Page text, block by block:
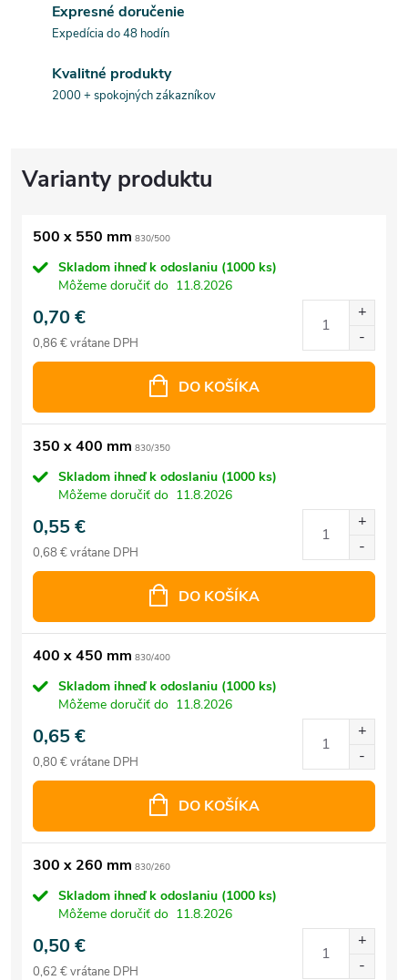
Expresné doručenie
Expedícia do 48 hodín
Kvalitné produkty
2000 + spokojných zákazníkov
500 x 550 mm 830/500
Skladom ihneď k odoslaniu (1000 ks)
Môžeme doručiť do 11.8.2026
0,70 €
0,86 € vrátane DPH
DO KOŠÍKA
350 x 400 mm 830/350
Skladom ihneď k odoslaniu (1000 ks)
Môžeme doručiť do 11.8.2026
0,55 €
0,68 € vrátane DPH
DO KOŠÍKA
400 x 450 mm 830/400
Skladom ihneď k odoslaniu (1000 ks)
Môžeme doručiť do 11.8.2026
0,65 €
0,80 € vrátane DPH
DO KOŠÍKA
300 x 260 mm 830/260
Skladom ihneď k odoslaniu (1000 ks)
Môžeme doručiť do 11.8.2026
0,50 €
0,62 € vrátane DPH